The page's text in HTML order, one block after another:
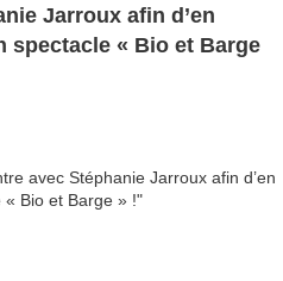
Jarroux afin d’en
spectacle « Bio et Barge